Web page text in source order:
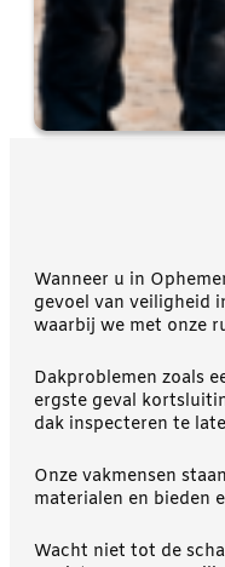
Wanneer u in
gevoel van veiligheid
waarbij we met onze
Dakproblemen zoals
ergste geval
dak inspecteren te
Onze vakmensen
materialen en bieden
Wacht niet tot de